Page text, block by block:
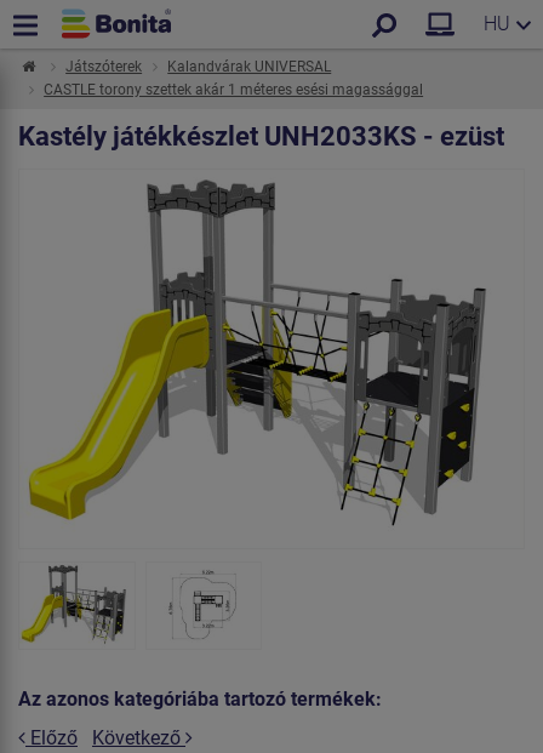
HU
Játszóterek
Kalandvárak UNIVERSAL
CASTLE torony szettek akár 1 méteres esési magassággal
Kastély játékkészlet UNH2033KS - ezüst
Az azonos kategóriába tartozó termékek:
Előző
Következő